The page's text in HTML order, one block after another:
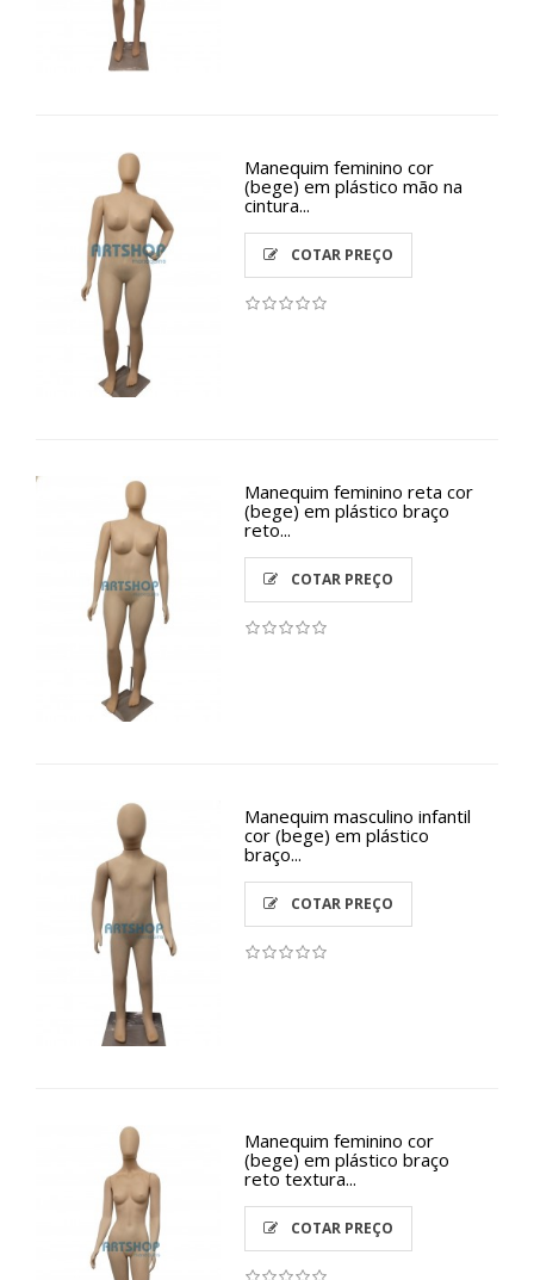
Manequim feminino cor
(bege) em plástico mão na
cintura...
COTAR PREÇO
Manequim feminino reta cor
(bege) em plástico braço
reto...
COTAR PREÇO
Manequim masculino infantil
cor (bege) em plástico
braço...
COTAR PREÇO
Manequim feminino cor
(bege) em plástico braço
reto textura...
COTAR PREÇO